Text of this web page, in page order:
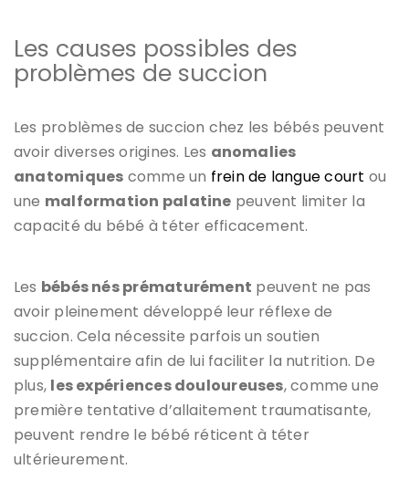
Les causes possibles des
problèmes de succion
Les problèmes de succion chez les bébés peuvent
avoir diverses origines. Les anomalies
anatomiques comme un frein de langue court ou
une malformation palatine peuvent limiter la
capacité du bébé à téter efficacement.
Les bébés nés prématurément peuvent ne pas
avoir pleinement développé leur réflexe de
succion. Cela nécessite parfois un soutien
supplémentaire afin de lui faciliter la nutrition. De
plus, les expériences douloureuses, comme une
première tentative d’allaitement traumatisante,
peuvent rendre le bébé réticent à téter
ultérieurement.